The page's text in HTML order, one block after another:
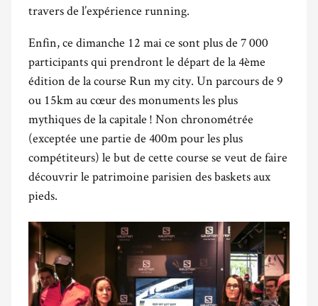
travers de l’expérience running.
Enfin, ce dimanche 12 mai ce sont plus de 7 000
participants qui prendront le départ de la 4ème
édition de la course Run my city. Un parcours de 9
ou 15km au cœur des monuments les plus
mythiques de la capitale ! Non chronométrée
(exceptée une partie de 400m pour les plus
compétiteurs) le but de cette course se veut de faire
découvrir le patrimoine parisien des baskets aux
pieds.